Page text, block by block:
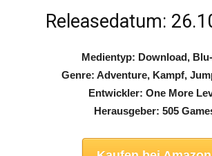
Releasedatum:
Medientyp: Download,
Genre: Adventure, Kampf,
Entwickler: One More
Herausgeber: 505